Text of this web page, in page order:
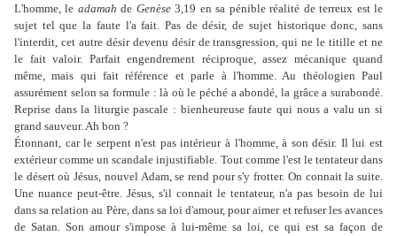
L'homme, le adamah de Genèse3,19 en sa pénible réalité de terreux est le
sujet tel que la faute l'a fait. Pas de désir, de sujet historique donc, sans
l'interdit, cet autre désir devenu désir de transgression, qui ne le titille et ne
le fait valoir. Parfait engendrement réciproque, assez mécanique quand
même, mais qui fait référence et parle à l'homme. Au théologien Paul
assurément selon sa formule : là où le péché a abondé, la grâce a surabondé.
Reprise dans la liturgie pascale : bienheureuse faute qui nous a valu un si
grand sauveur. Ah bon ?
Étonnant, car le serpent n'est pas intérieur à l'homme, à son désir. Il lui est
extérieur comme un scandale injustifiable. Tout comme l'est le tentateur dans
le désert où Jésus, nouvel Adam, se rend pour s'y frotter. On connait la suite.
Une nuance peut-être. Jésus, s'il connait le tentateur, n'a pas besoin de lui
dans sa relation au Père, dans sa loi d'amour, pour aimer et refuser les avances
de Satan. Son amour s'impose à lui-même sa loi, ce qui est sa façon de